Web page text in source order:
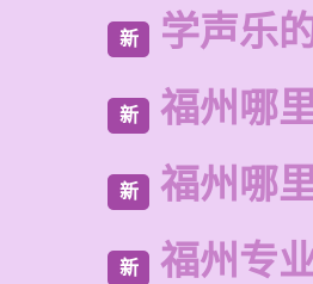
新 学声乐
新 福州哪
新 福州哪
新 福州专